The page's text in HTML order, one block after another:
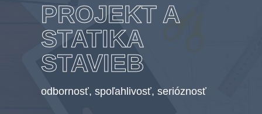
PROJEKT A
STATIKA
STAVIEB
odbornosť, spoľahlivosť, serióznosť